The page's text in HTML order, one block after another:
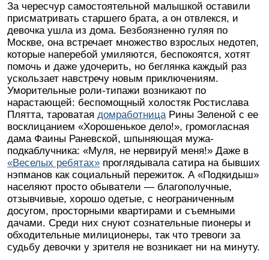
За чересчур самостоятельной малышкой оставили
присматривать старшего брата, а он отвлекся, и
девочка ушла из дома. Безбоязненно гуляя по
Москве, она встречает множество взрослых недотеп,
которые наперебой умиляются, беспокоятся, хотят
помочь и даже удочерить, но беглянка каждый раз
ускользает навстречу новым приключениям.
Уморительные роли-типажи возникают по
нарастающей: беспомощный холостяк Ростислава
Плятта, тароватая домработницаРины Зеленой с ее
восклицанием «Хорошенькое дело!», громогласная
дама Фаины Раневской, шпыняющая мужа-
подкаблучника: «Муля, не нервируй меня!» Даже в
«Веселых ребятах» проглядывала сатира на бывших
нэпманов как социальный пережиток. А «Подкидыш»
населяют просто обыватели — благополучные,
отзывчивые, хорошо одетые, с неограниченным
досугом, просторными квартирами и съемными
дачами. Среди них снуют сознательные пионеры и
обходительные милиционеры, так что тревоги за
судьбу девочки у зрителя не возникает ни на минуту.